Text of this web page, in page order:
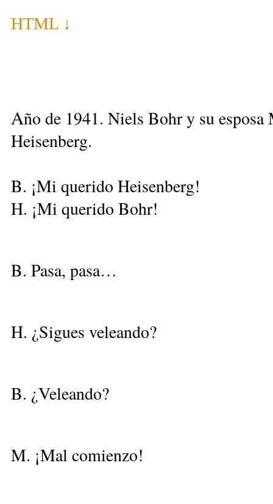
HTML ↓
Año de 1941. Niels Bohr y su
Heisenberg.
B. ¡Mi querido Heisenberg!
H. ¡Mi querido Bohr!
B. Pasa, pasa…
H. ¿Sigues veleando?
B. ¿Veleando?
M. ¡Mal comienzo!